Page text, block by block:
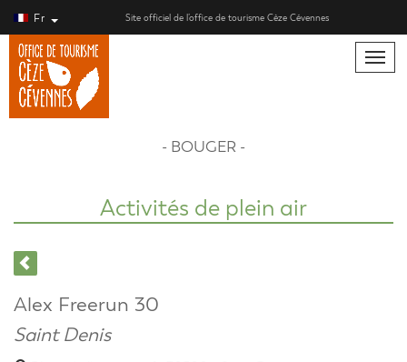
Fr Site officiel de l’office de tourisme Cèze Cévennes
Toggle
- BOUGER -
Activités de plein air
Alex Freerun 30
Saint Denis